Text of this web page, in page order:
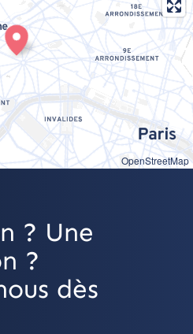
OpenStreetMap
? Une
?
dès